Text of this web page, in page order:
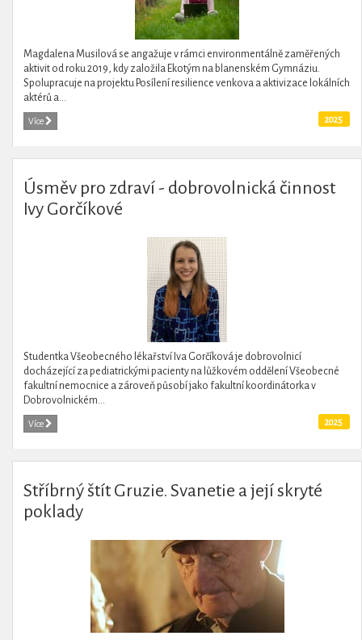
Magdalena Musilová se angažuje v rámci environmentálně zaměřených
aktivit od roku 2019, kdy založila Ekotým na blanenském Gymnáziu.
Spolupracuje na projektu Posílení resilience venkova a aktivizace lokálních
aktérů a...
Více 2025
Úsměv pro zdraví - dobrovolnická činnost
Ivy Gorčíkové
Studentka Všeobecného lékařství Iva Gorčíková je dobrovolnicí
docházející za pediatrickými pacienty na lůžkovém oddělení Všeobecné
fakultní nemocnice a zároveň působí jako fakultní koordinátorka v
Dobrovolnickém...
Více 2025
Stříbrný štít Gruzie. Svanetie a její skryté
poklady